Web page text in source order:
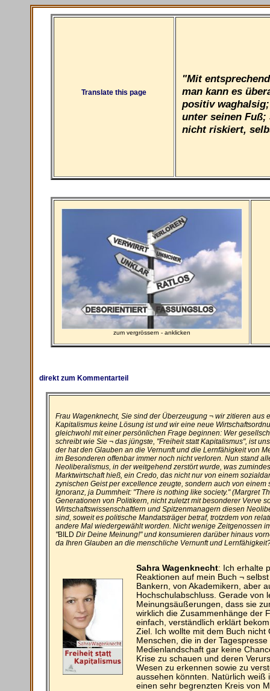
Translate this page
"Mit
man kann es
positiv
unter seinen Fuß;
nicht riskiert,
zum vergrössern - anklicken
direkt zum Kommentarteil
Frau Wagenknecht, Sie sind der Überzeugung ¬ wir zitieren aus
Kapitalismus keine Lösung ist und wir eine neue
gleichwohl mit einer persönlichen Frage beginnen: Wer
schreibt wie Sie ¬ das jüngste, "Freiheit statt Kapitalismus", ist
der hat den Glauben an die Vernunft und die Lernfähigkeit von
im Besonderen offenbar immer noch nicht verloren. Nun stand
Neoliberalismus, in der weitgehend zerstört wurde, was
Marktwirtschaft hieß, ein Credo, das nicht nur von einem
zynischen Geist per excellence zeugte, sondern auch von einem
Ignoranz, ja Dummheit: "There is nothing like society." (Margret
Generationen von Politikern, nicht zuletzt mit besonderer Verve
Wirtschaftswissenschaftlern und Spitzenmanagern diesen
sind, soweit es politische Mandatsträger betraf, trotzdem von
andere Mal wiedergewählt worden. Nicht wenige Zeitgenossen
"BILD Dir Deine Meinung!" und konsumieren darüber hinaus
da Ihren Glauben an die menschliche Vernunft und
Sahra Wagenknecht: Ich erhalte
Reaktionen auf mein Buch ¬
Bankern, von Akademikern, aber
Hochschulabschluss. Gerade von
Meinungsäußerungen, dass sie
wirklich die Zusammenhänge der
einfach, verständlich erklärt
Ziel. Ich wollte mit dem Buch
Menschen, die in der
Medienlandschaft gar keine
Krise zu schauen und deren
Wesen zu erkennen sowie zu
aussehen könnten. Natürlich weiß
einen sehr begrenzten Kreis von